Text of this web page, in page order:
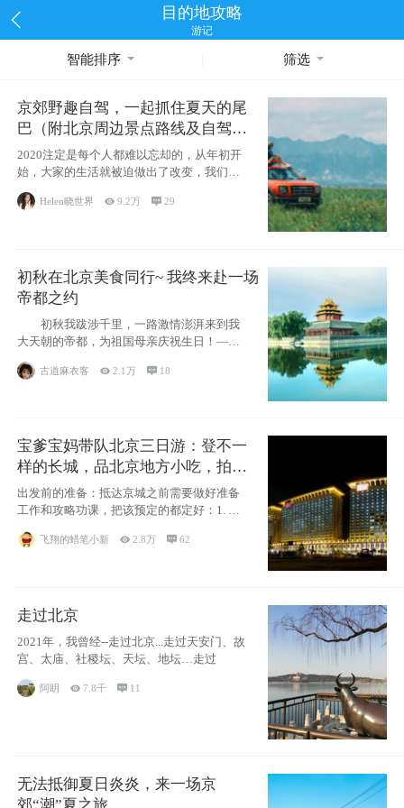
目的地攻略
游记
智能排序 筛选
京郊野趣自驾，一起抓住夏天的尾
巴（附北京周边景点路线及自驾攻
略）
2020注定是每个人都难以忘却的，从年初开
始，大家的生活就被迫做出了改变，我们也
不例外。本来双双辞职是为
Helen晓世界 9.2万 29
初秋在北京美食同行~ 我终来赴一场
帝都之约
初秋我跋涉千里，一路激情澎湃来到我
大天朝的帝都，为祖国母亲庆祝生日！——
古道麻衣客 2.1万  18
宝爹宝妈带队北京三日游：登不一
样的长城，品北京地方小吃，拍盘
古七星夜景！
出发前的准备：抵达京城之前需要做好准备
工作和攻略功课，把该预定的都定好：1. 酒
飞翔的蜡笔小新 2.8万 62
走过北京
2021年，我曾经--走过北京...走过天安门、故
宫、太庙、社稷坛、天坛、地坛…走过
阿眀 7.8千  11
无法抵御夏日炎炎，来一场京